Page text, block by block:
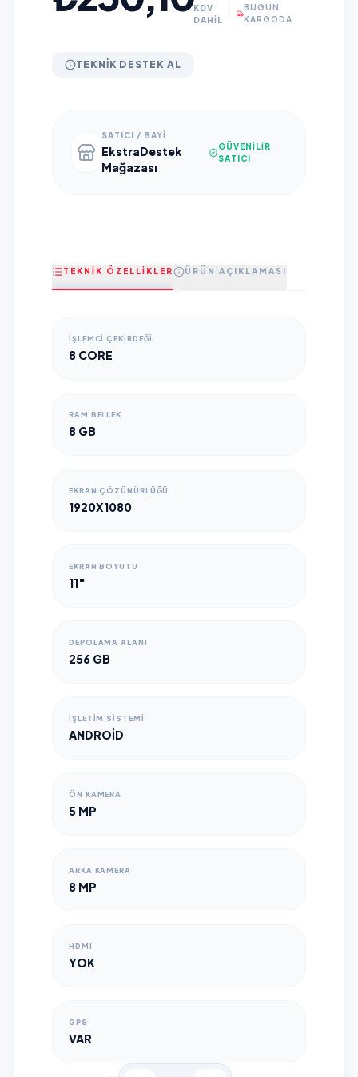
KDV
DAHİL
BUGÜN
KARGODA
TEKNIK DESTEK AL
SATICI / BAYI
EkstraDestek
Mağazası
GÜVENILIR
SATICI
TEKNİK ÖZELLİKLER ÜRÜN AÇIKLAMASI
İŞLEMCİ ÇEKİRDEĞİ
8 CORE
RAM BELLEK
8 GB
EKRAN ÇÖZÜNÜRLÜĞÜ
1920X1080
EKRAN BOYUTU
11"
DEPOLAMA ALANI
256 GB
İŞLETİM SİSTEMİ
ANDROID
ÖN KAMERA
5 MP
ARKA KAMERA
8 MP
HDMI
YOK
GPS
VAR